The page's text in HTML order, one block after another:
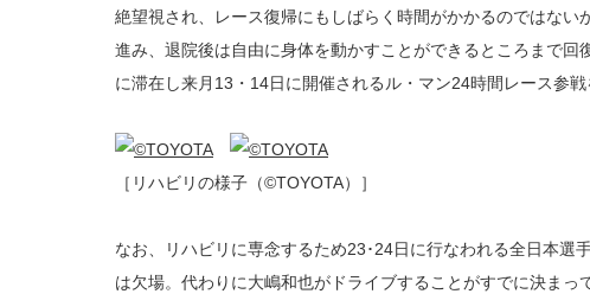
絶望視され、レース復帰にもしばらく時間がかかるのではない
進み、退院後は自由に身体を動かすことができるところまで回
に滞在し来月13・14日に開催されるル・マン24時間レース参戦
［リハビリの様子（©TOYOTA）］
なお、リハビリに専念するため23･24日に行なわれる全日本選
は欠場。代わりに大嶋和也がドライブすることがすでに決まっ